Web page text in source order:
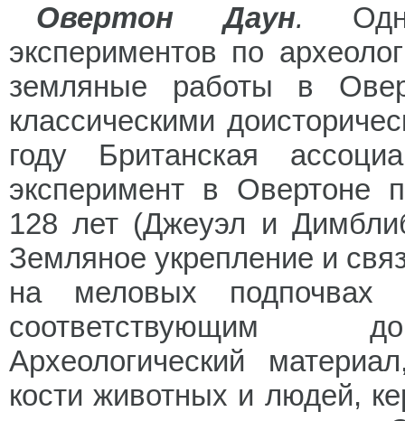
Овертон Даун.
экспериментов по
земляные работы в
классическими
году Британская
эксперимент в Овертоне
128 лет (Джеуэл и
Земляное укрепление и
на меловых подпочвах
соответствующим
Археологический
кости животных и людей,